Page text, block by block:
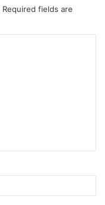
Required fields are